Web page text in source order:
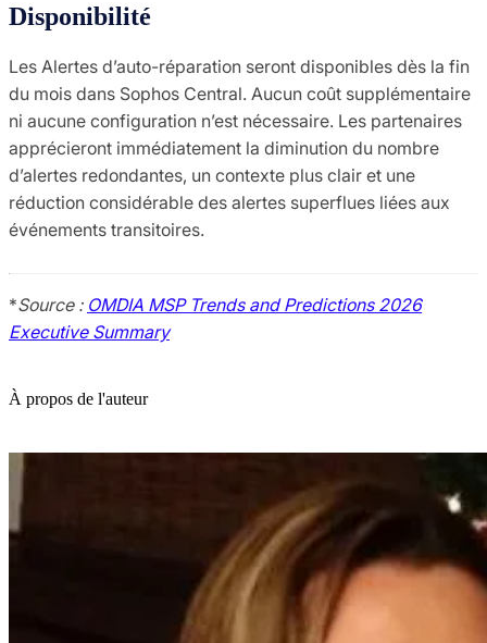
Disponibilité
Les Alertes d’auto-réparation seront disponibles dès la fin
du mois dans Sophos Central. Aucun coût supplémentaire
ni aucune configuration n’est nécessaire. Les partenaires
apprécieront immédiatement la diminution du nombre
d’alertes redondantes, un contexte plus clair et une
réduction considérable des alertes superflues liées aux
événements transitoires.
*Source : OMDIA MSP Trends and Predictions 2026
Executive Summary
À propos de l'auteur